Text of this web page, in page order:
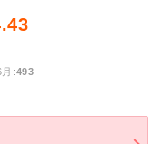
:493